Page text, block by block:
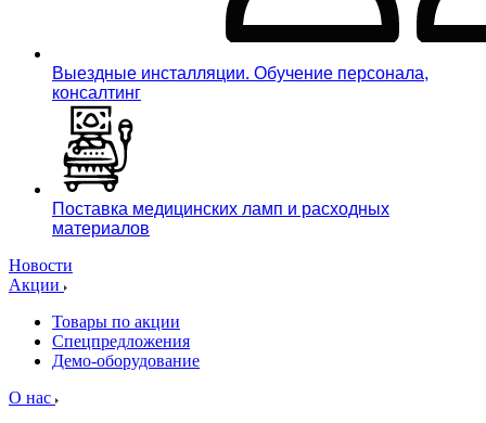
Выездные инсталляции. Обучение персонала,
консалтинг
Поставка медицинских ламп и расходных
материалов
Новости
Акции
Товары по акции
Спецпредложения
Демо-оборудование
О нас